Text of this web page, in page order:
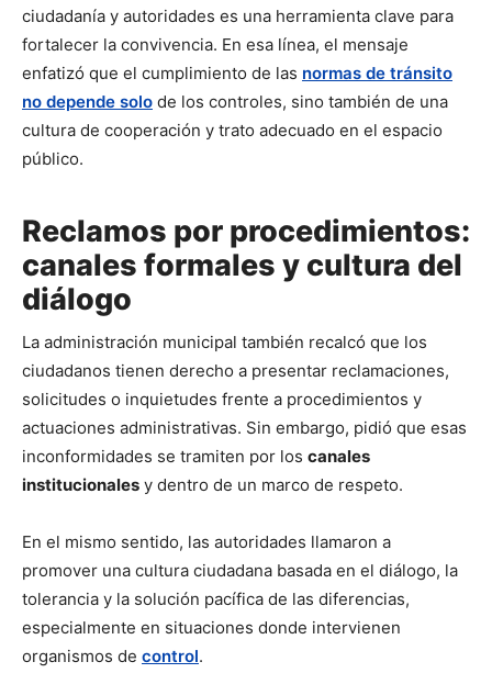
ciudadanía y autoridades es una herramienta clave para
fortalecer la convivencia. En esa línea, el mensaje
enfatizó que el cumplimiento de las normas de tránsito
no depende solo de los controles, sino también de una
cultura de cooperación y trato adecuado en el espacio
público.
Reclamos por procedimientos:
canales formales y cultura del
diálogo
La administración municipal también recalcó que los
ciudadanos tienen derecho a presentar reclamaciones,
solicitudes o inquietudes frente a procedimientos y
actuaciones administrativas. Sin embargo, pidió que esas
inconformidades se tramiten por los canales
institucionales y dentro de un marco de respeto.
En el mismo sentido, las autoridades llamaron a
promover una cultura ciudadana basada en el diálogo, la
tolerancia y la solución pacífica de las diferencias,
especialmente en situaciones donde intervienen
organismos de control.